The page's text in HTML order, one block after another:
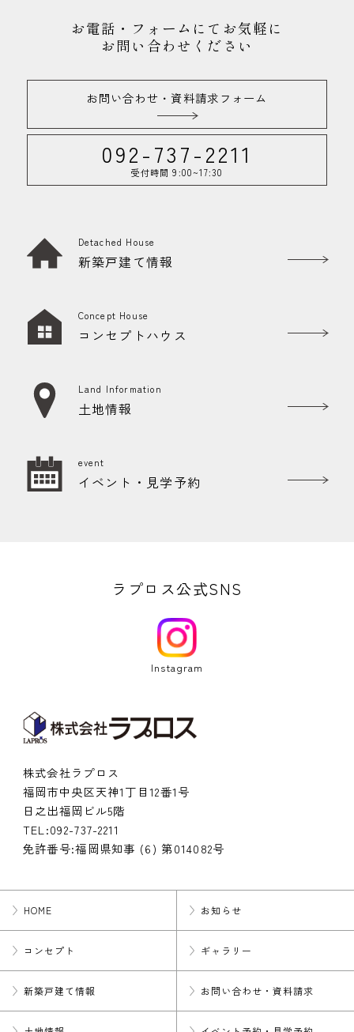
お電話・フォームにてお気軽に
お問い合わせください
お問い合わせ・資料請求フォーム
092-737-2211
受付時間 9:00~17:30
Detached House
新築戸建て情報
Concept House
コンセプトハウス
Land Information
土地情報
event
イベント・見学予約
ラプロス公式SNS
Instagram
株式会社ラプロス
福岡市中央区天神1丁目12番1号
日之出福岡ビル5階
TEL:092-737-2211
免許番号:福岡県知事 (6) 第014082号
HOME お知らせ
コンセプト ギャラリー
新築戸建て情報 お問い合わせ・資料請求